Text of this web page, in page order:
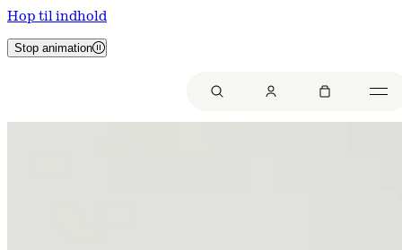
Hop til indhold
Stop animation